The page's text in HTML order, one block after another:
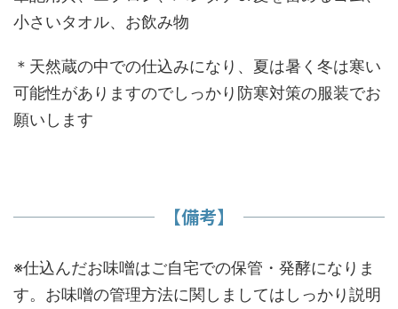
小さいタオル、お飲み物
＊天然蔵の中での仕込みになり、夏は暑く冬は寒い
可能性がありますのでしっかり防寒対策の服装でお
願いします
【備考】
※仕込んだお味噌はご自宅での保管・発酵になりま
す。お味噌の管理方法に関しましてはしっかり説明